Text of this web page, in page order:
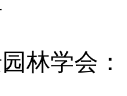
学会：